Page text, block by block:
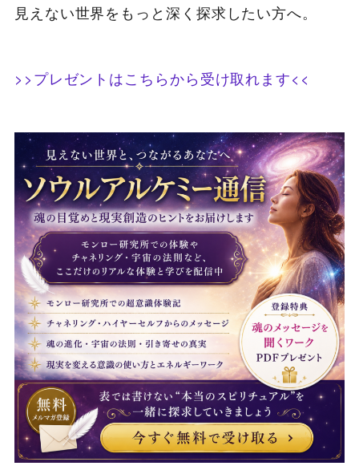
見えない世界をもっと深く探求したい方へ。
>>プレゼントはこちらから受け取れます<<